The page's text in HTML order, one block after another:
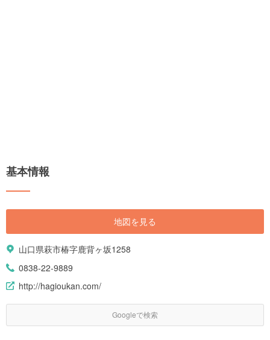
基本情報
地図を見る
山口県萩市椿字鹿背ヶ坂1258
0838-22-9889
http://hagioukan.com/
Googleで検索